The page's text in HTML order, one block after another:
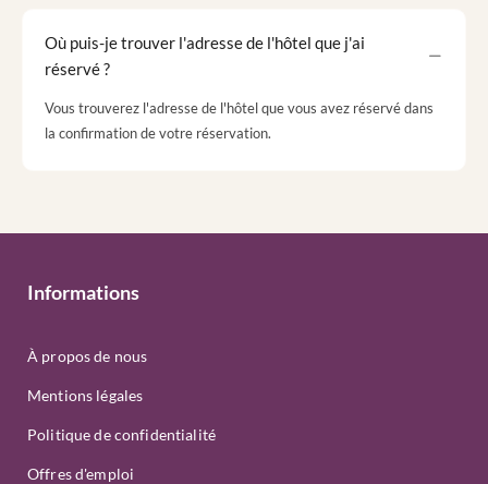
Où puis-je trouver l'adresse de l'hôtel que j'ai
réservé ?
Vous trouverez l'adresse de l'hôtel que vous avez réservé dans
la confirmation de votre réservation.
Informations
À propos de nous
Mentions légales
Politique de confidentialité
Offres d'emploi